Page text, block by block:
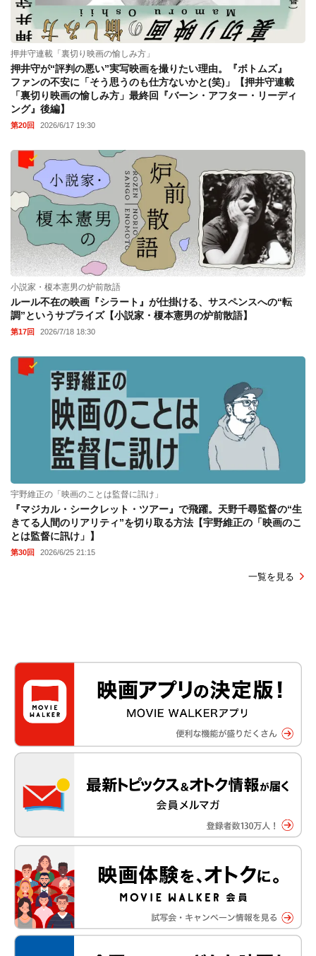
押井守連載「裏切り映画の愉しみ方」
押井守が“評判の悪い”実写映画を撮りたい理由。『ボトムズ』
ファンの不安に「そう思うのも仕方ないかと(笑)」【押井守連載
「裏切り映画の愉しみ方」最終回『バーン・アフター・リーディ
ング』後編】
第20回 2026/6/17 19:30
小説家・榎本憲男の炉前散語
ルール不在の映画『シラート』が仕掛ける、サスペンスへの“転
調”というサプライズ【小説家・榎本憲男の炉前散語】
第17回 2026/7/18 18:30
宇野維正の「映画のことは監督に訊け」
『マジカル・シークレット・ツアー』で飛躍。天野千尋監督の“生
きてる人間のリアリティ”を切り取る方法【宇野維正の「映画のこ
とは監督に訊け」】
第30回 2026/6/25 21:15
一覧を見る